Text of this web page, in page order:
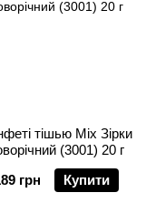
тішью Mix Зірки
(3001) 20 г
грн
Купити